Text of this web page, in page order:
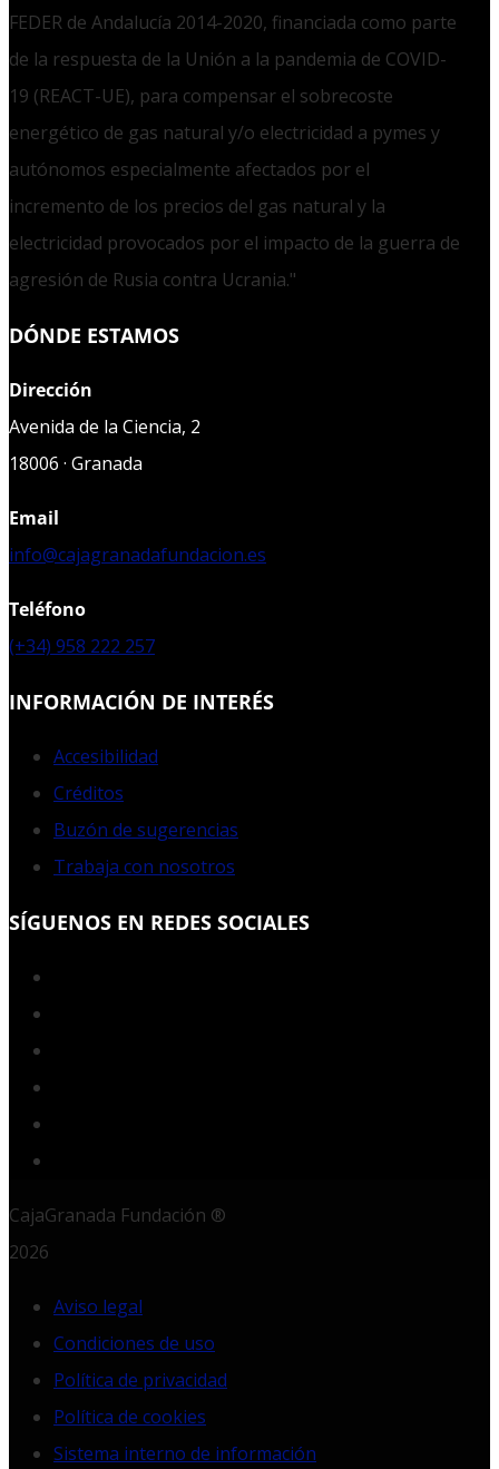
FEDER de Andalucía 2014-2020, financiada como parte
de la respuesta de la Unión a la pandemia de COVID-
19 (REACT-UE), para compensar el sobrecoste
energético de gas natural y/o electricidad a pymes y
autónomos especialmente afectados por el
incremento de los precios del gas natural y la
electricidad provocados por el impacto de la guerra de
agresión de Rusia contra Ucrania."
DÓNDE ESTAMOS
Dirección
Avenida de la Ciencia, 2
18006 · Granada
Email
info@cajagranadafundacion.es
Teléfono
(+34) 958 222 257
INFORMACIÓN DE INTERÉS
Accesibilidad
Créditos
Buzón de sugerencias
Trabaja con nosotros
SÍGUENOS EN REDES SOCIALES
CajaGranada Fundación ®
2026
Aviso legal
Condiciones de uso
Política de privacidad
Política de cookies
Sistema interno de información